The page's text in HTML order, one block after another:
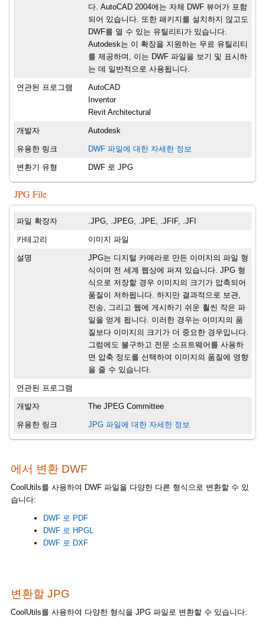
다. AutoCAD 2004에는 자체 DWF 뷰어가 포함
되어 있습니다. 또한 패키지를 설치하지 않고도
DWF를 열 수 있는 유틸리티가 있습니다.
Autodesk는 이 확장을 지원하는 무료 유틸리티
를 제공하며, 이는 DWF 파일을 보기 및 표시하
는 데 일반적으로 사용됩니다.
연관된 프로그램
AutoCAD
Inventor
Revit Architectural
개발자 Autodesk
유용한 링크 DWF 파일에 대한 자세한 정보
변환기 유형 DWF 로 JPG
JPG File
파일 확장자 .JPG, .JPEG, .JPE, .JFIF, .JFI
카테고리 이미지 파일
설명
JPG는 디지털 카메라로 만든 이미지의 파일 형
식이며 전 세계 웹상에 퍼져 있습니다. JPG 형
식으로 저장할 경우 이미지의 크기가 압축되어
품질이 저하됩니다. 하지만 결과적으로 보관,
전송, 그리고 웹에 게시하기 쉬운 훨씬 작은 파
일을 얻게 됩니다. 이러한 경우는 이미지의 품
질보다 이미지의 크기가 더 중요한 경우입니다.
그럼에도 불구하고 전문 소프트웨어를 사용하
면 압축 정도를 선택하여 이미지의 품질에 영향
을 줄 수 있습니다.
연관된 프로그램
개발자 The JPEG Committee
유용한 링크 JPG 파일에 대한 자세한 정보
에서 변환 DWF
CoolUtils를 사용하여 DWF 파일을 다양한 다른 형식으로 변환할 수 있
습니다:
DWF 로 PDF
DWF 로 HPGL
DWF 로 DXF
변환할 JPG
CoolUtils를 사용하여 다양한 형식을 JPG 파일로 변환할 수 있습니다: